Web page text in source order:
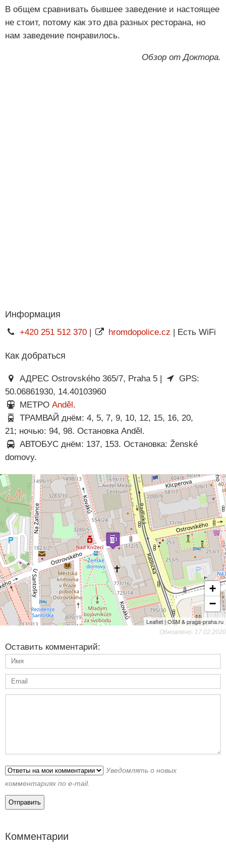
В общем сравнивать бывшее заведение и настоящее
не стоит, потому как это два разных ресторана, но
нам заведение понравилось.
Обзор от Доктора.
Информация
+420 251 512 370| hromdopolice.cz | Есть WiFi
Как добраться
АДРЕС Ostrovského 365/7, Praha 5 |
GPS:
50.06861930, 14.40103960
МЕТРО Anděl .
ТРАМВАЙ днём: 4, 5, 7, 9, 10, 12, 15, 16, 20,
21; ночью: 94, 98. Остановка Anděl.
АВТОБУС днём: 137, 153. Остановка: Ženské
domovy.
+
−
Leaflet | OSM & praga-praha.ru
Обновлено: 17.02.2020
Оставить комментарий:
Уведомлять о новых
комментариях по e-mail.
Комментарии